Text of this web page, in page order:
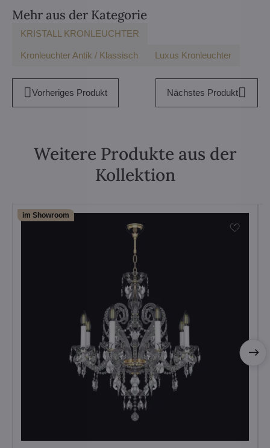
Mehr aus der Kategorie
KRISTALL KRONLEUCHTER
Kronleuchter Antik / Klassisch Luxus Kronleuchter
Vorheriges Produkt Nächstes Produkt
Weitere Produkte aus der
Kollektion
im Showroom